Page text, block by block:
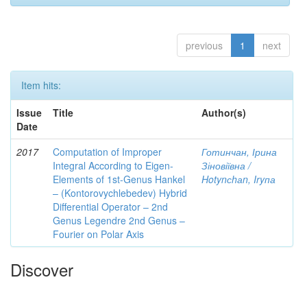
previous 1 next
Item hits:
Issue
Date
Title Author(s)
2017
Computation of Improper
Integral According to Eigen-
Elements of 1st-Genus Hankel
– (Kontorovychlebedev) Hybrid
Differential Operator – 2nd
Genus Legendre 2nd Genus –
Fourier on Polar Axis
Готинчан, Ірина
Зіновіївна /
Hotynсhаn, Iryпа
Discover